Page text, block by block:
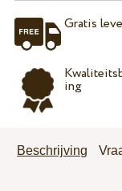
Gratis
ing
Beschrijving